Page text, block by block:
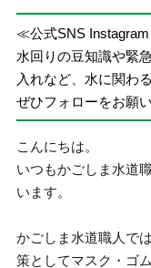
≪公式SNS
水回りの豆知識や緊
入れなど、水に関わ
ぜひフォローをお願
こんにちは。
いつもかごしま水道
います。
かごしま水道職人で
策としてマスク・ゴ